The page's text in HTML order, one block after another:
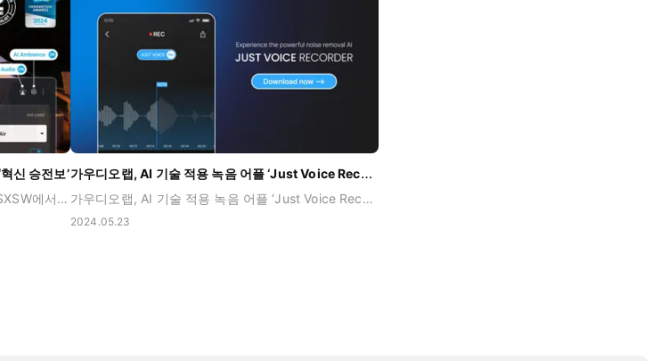
신 승전보’
가우디오랩 AI 소음제거 기술, CES 이어 SXSW에서도 울린 ‘혁신 승전보’ - AI 소음제거 기술 ‘Just Voice’, SXSW 2024 혁신상 파이널 리스트에 올라 - MS 나델라 최고 경영자가 CES에서 직접 ‘픽(Pick)’한 한국의 AI 오디오 전문 기업 AI 오디오 전문 기업 가우디오랩(대표 오현오)의 ‘Just Voice(저스트 보이스)’가 세계 최대 규모 종합 예술 축제 ‘사우스 바이 사우스웨스트(South by Southwest, 이하 SXSW)’의 이노베이션 어워즈(Innovation Awards, 이하 혁신상) 오디오 경험 부문 파이널 리스트로 선정되었습니다. SXSW는 1987년 미 텍사스 주 오스틴 지역의 작은 음악 축제에서 시작되어, 현재는 기술, 영화, 음악, 교육, 문화의 융합이 어우러진 콘퍼런스 및 페스티벌의 형태에 이른 행사입니다. 전 세계 스타트업들의 창의적인 아이디어가 펼쳐지는 곳으로 평가되며, 매년 특정 분야 내 가장 혁신성을 갖춘 제품이나 기술 등을 선정해 혁신상을 시상하고 있습니다. CES 혁신상의 경우 29개 부문에서 총 500개 이상의 제품을 선정해 시상하는 반면, SXSW는 총 11개 부문에서 각 카테고리 당 최대 5개의 제품만 파이널 리스트로 선정됩니다. 이에 따라 최대 55건의 제품만이 파이널 리스트에 이름을 올릴 수 있으며, 최종 우승자는 SXSW 현장에서 공개됩니다. SXSW 2024 혁신상 오디오 경험 부문 파이널리스트에 선정된 가우디오랩의 Just Voice는 AI가 실시간으로 소음을 제거해 깔끔하고 또렷한 목소리를 들려주는 소프트 웨어입니다. 화상 회의는 물론 각종 스트리밍, VOD 시청, 콘텐트 감상 등 다양한 상황 속 불편한 소리를 획기적으로 개선합니다. 매우 가볍고 빠르기 때문에 다양한 디바이스 및 플랫폼에 쉽게 탑재되어 매끄럽게 작동하며 사용자에게 몰입감 있는 경험을 제공합니다. 이러한 점을 인정 받아, Just Voice 기술은 네이버클라우드의 웨일 브라우저에 적용될 예정입니다. Just Voice는 올 초 열린 세계 최대 IT 가전 전시회 CES에서 혁신상 수상의 영예를 안은데 이어, 이번 SXSW 2024의 혁신상 파이널리스트에 오르며 기술의 혁신성, 우수성, 활용성 등을 인정받았습니다. 오는 2월 스페인 바르셀로나에서 열리는 MWC 2024에 참가해 유럽 시장을 정조준 할 계획이며, 3월 텍사스에서 열리는 SXSW 쇼케이스 무대에도 오릅니다. 지난 1월 열린 CES에서 마이크로소프트 사티아 나델라 CEO가 가우디오랩 부스를 직접 방문해 소리 생성 AI인 폴리(FALL-E)를 체험하고, 가우디오랩의 기술이 ‘놀랍다(Amazing)’ 감탄한 사실이 알려져 주목을 받기도 했습니다. 오현오 가우디오랩 대표는 “세계 최고 수준의 전문성을 가진 가우디오랩 오디오 장인들이 AI라는 도구를 만나 최고의 결과물을 만들어냈고, 그것이 소리에 진심인 사람들이 모이는 최고의 예술 축제 무대에서 다시 한번 인정을 받아 기쁨이 두 배다”라며 “미주와 유럽을 넘어 더 넓은 세상에 가우디오랩이 만든 좋은 소리를 전할 수 있도록 앞으로도 최선 다할 것”이라고 소감 및 포부를 밝혔습니다.
가우디오랩, AI 기술 적용 녹음 어플 ‘Just Voice Recorder’ 출시
가우디오랩, AI 기술 적용 녹음 어플 ‘Just Voice Recorder’ 출시 세계가 주목한 AI 소음제거 기술 적용해 중요한 순간을 선명하게 재생 AI 오디오 전문 기업 가우디오랩(대표 오현오)이 AI 소음제거 기술을 활용한 모바일 녹음 애플리케이션 ‘Just Voice Recorder(저스트 보이스 레코더)’를 출시했다고 23일 밝혔다. Just Voice Recorder는 AI 소음제거 기술이 적용된 녹음 애플리케이션이다. 온 디바이스(On-Device) AI 방식을 채택해 녹음 내용이 클라우드 서버 등 기기 밖으로 전송되지 않아 보안이 중요한 녹음에 편히 사용할 수 있다. 고급 실물 녹음기와 유사한 직관적인 사용과 데이터 유출 염려를 낮춘 안전한 녹음을 지원한다. Just Voice Recorder는 iOS 버전을 지원하며 안드로이드 버전도 출시할 예정이다. Just Voice Recorder는 가우디오랩이 보유한 세계 최고 수준의 AI 음원 분리 기술(GSEP)과 음량 평준화(Loudness Management, LM1) 기술을 탑재했다. AI 기술로 녹음 파일에서 사람의 목소리만 깨끗이 분리 후 강화시켜 핵심 내용을 또렷하게 들을 수 있다. 또한 음량 평준화 기술로 녹음 파일 전체의 음량을 균형 있게 맞춰, 청각의 피로 없이 편안하고 자연스러운 녹음을 경험할 수 있다. 제품에 탑재된 실시간 소음제거 AI 기술 Just Voice는 2024년 CES 혁신상 수상작이자 SXSW 혁신상 파이널리스트로 이름을 올리기도 했다. Just Voice Recorder를 이용하면 이미 녹음해둔 파일도 더 선명하게 들어볼 수 있다. 추억이 담긴 오래된 녹음파일이나, 상대의 목소리가 잘 안 들리거나 주변 소음으로 중요한 내용을 알아듣기 곤란했던 녹음파일 등을 애플리케이션에 간단히 옮기기만 하면 된다. 가우디오랩 윤진한 PO(Product Owner)는 “갑작스러운 현장 인터뷰를 진행해야 하거나 급작스럽게 녹음이 필요했던 경우뿐만 아니라, 과거에 기록해 둔 소중한 순간의 녹음 품질이 좋지 않아 잘 듣지 못했던 안타까운 기억이 있다면, Just Voice Recorder를 꼭 사용해 보시길 바란다“라며 “앞으로도 가우디오랩은 더 많은 분들이 좋은 소리 경험을 하실 수 있도록 노력할 것“이라고 이야기를 전했다.
2024.05.23